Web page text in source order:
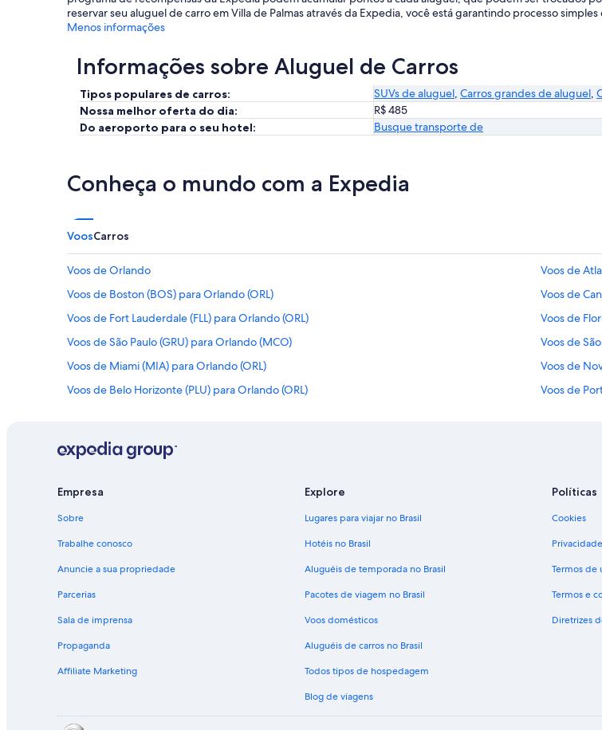
reservar seu aluguel de carro em Villa de Palmas através da Expedia, você está garantindo processo
Menos informações
Informações sobre Aluguel de Carros
Tipos populares de carros: SUVs de aluguel, Carros grandes de aluguel,
Nossa melhor oferta do dia:
R$ 485
Do aeroporto para o seu hotel:
Busque transporte de
Conheça o mundo com a Expedia
VoosCarros
Voos de Orlando
Voos de
Voos de Boston (BOS) para Orlando (ORL)
Voos de
Voos de Fort Lauderdale (FLL) para Orlando (ORL)
Voos de
Voos de São Paulo (GRU) para Orlando (MCO)
Voos de
Voos de Miami (MIA) para Orlando (ORL)
Voos de
Voos de Belo Horizonte (PLU) para Orlando (ORL)
Voos de
Voos de Campinas (VCP) para Orlando (ORL)
Empresa
Sobre
Trabalhe conosco
Anuncie a sua propriedade
Parcerias
Sala de imprensa
Propaganda
Affiliate Marketing
Explore
Lugares para viajar no Brasil
Hotéis no Brasil
Aluguéis de temporada no Brasil
Pacotes de viagem no Brasil
Voos domésticos
Aluguéis de carros no Brasil
Todos tipos de hospedagem
Blog de viagens
Políticas
Cookies
Privacidade
Termos de
Termos e
Diretrizes